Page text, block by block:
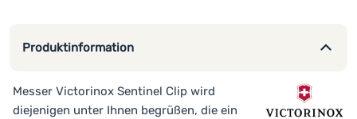
Produktinformation
Messer Victorinox Sentinel Clip wird
diejenigen unter Ihnen begrüßen, die ein